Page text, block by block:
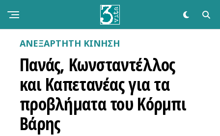
ΑΝΕΞΆΡΤΗΤΗ ΚΊΝΗΣΗ
Πανάς, Κωνσταντέλλος
και Καπετανέας για τα
προβλήματα του Κόρμπι
Βάρης